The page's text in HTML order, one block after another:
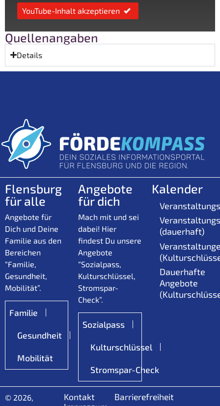
YouTube-Inhalt akzeptieren
Quellenangaben
Details
Flensburg
für alle
Angebote für
Dich und Deine
Familie aus den
Bereichen
“Familie,
Gesundheit,
Mobilität”.
Familie
Gesundheit
Mobilität
Angebote
für dich
Mach mit und sei
dabei! Hier
findest Du unsere
Angebote
“Sozialpass,
Kulturschlüssel,
Stromspar-
Check”.
Sozialpass
Kulturschlüssel
Stromspar-Check
Kalender
(dauerhaft)
Dauerhafte
Angebote
© 2026,
Kontakt
Barrierefreiheit